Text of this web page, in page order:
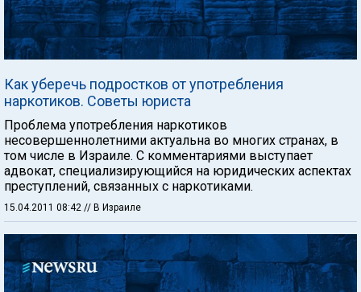
Как уберечь подростков от употребления
наркотиков. Советы юриста
Проблема употребления наркотиков
несовершеннолетними актуальна во многих странах, в
том числе в Израиле. С комментариями выступает
адвокат, специализирующийся на юридических аспектах
преступлений, связанных с наркотиками.
15.04.2011 08:42 // В Израиле